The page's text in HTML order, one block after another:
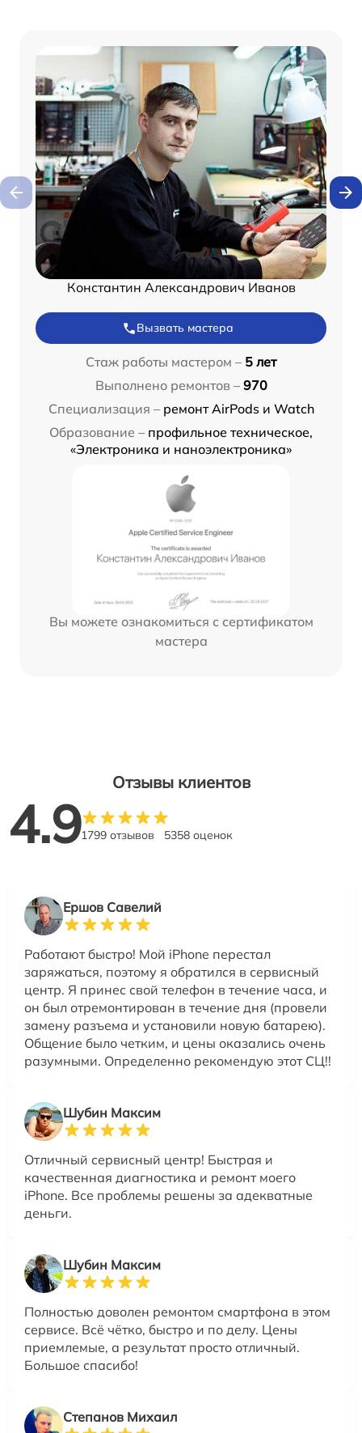
Константин Александрович Иванов
Вызвать мастера
Стаж работы мастером – 5 лет
Выполнено ремонтов – 970
Специализация – ремонт AirPods и Watch
Образование – профильное техническое,
«Электроника и наноэлектроника»
Вы можете ознакомиться с сертификатом
мастера
Отзывы клиентов
4.91799 отзывов 5358 оценок
Ершов Савелий
Работают быстро! Мой iPhone перестал
заряжаться, поэтому я обратился в сервисный
центр. Я принес свой телефон в течение часа, и
он был отремонтирован в течение дня (провели
замену разъема и установили новую батарею).
Общение было четким, и цены оказались очень
разумными. Определенно рекомендую этот СЦ!!
Шубин Максим
Отличный сервисный центр! Быстрая и
качественная диагностика и ремонт моего
iPhone. Все проблемы решены за адекватные
деньги.
Шубин Максим
Полностью доволен ремонтом смартфона в этом
сервисе. Всё чётко, быстро и по делу. Цены
приемлемые, а результат просто отличный.
Большое спасибо!
Степанов Михаил